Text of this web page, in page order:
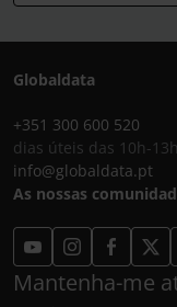
Globaldata
+351 300 600 520
dias úteis das 10h-
info@globaldata.pt
As nossas
Mantenha-me